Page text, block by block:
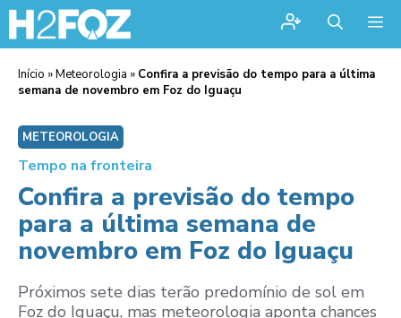
Início »Meteorologia » Confira a previsão do tempo para a última
semana de novembro em Foz do Iguaçu
METEOROLOGIA
Tempo na fronteira
Confira a previsão do tempo
para a última semana de
novembro em Foz do Iguaçu
Próximos sete dias terão predomínio de sol em
Foz do Iguaçu, mas meteorologia aponta chances